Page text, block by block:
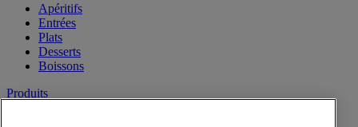
Apéritifs
Entrées
Plats
Desserts
Boissons
Produits